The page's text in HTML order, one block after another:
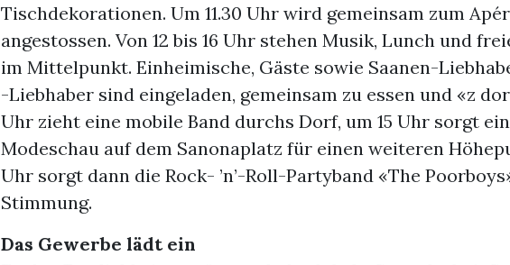
Tischdekorationen. Um 11.30 Uhr wird gemeinsam zum
angestossen. Von 12 bis 16 Uhr stehen Musik, Lunch und
im Mittelpunkt. Einheimische, Gäste sowie Saanen-
-Liebhaber sind eingeladen, gemeinsam zu essen und «z
Uhr zieht eine mobile Band durchs Dorf, um 15 Uhr sorgt
Modeschau auf dem Sanonaplatz für einen weiteren
Uhr sorgt dann die Rock- ’n’-Roll-Partyband «The
Stimmung.
Das Gewerbe lädt ein